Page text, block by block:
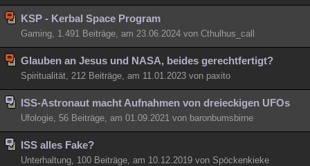
KSP - Kerbal Space Program
Gaming, 1.491 Beiträge, am 23.06.2024 von Cthulhus_call
Glauben an Jesus und NASA, beides gerechtfertigt?
Spiritualität, 212 Beiträge, am 11.01.2023 von paxito
ISS-Astronaut macht Aufnahmen von dreieckigen UFOs
Ufologie, 56 Beiträge, am 01.09.2021 von baronbumsbirne
ISS alles Fake?
Unterhaltung, 100 Beiträge, am 10.12.2019 von Spöckenkieke